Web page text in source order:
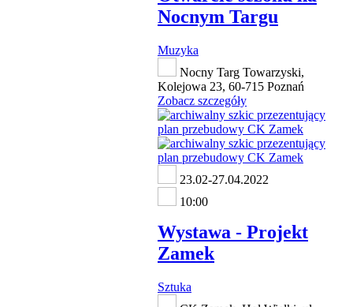
Nocnym Targu
Muzyka
Nocny Targ Towarzyski,
Kolejowa 23, 60-715 Poznań
Zobacz szczegóły
23.02-27.04.2022
10:00
Wystawa - Projekt
Zamek
Sztuka